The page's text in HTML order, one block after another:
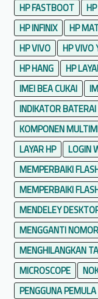
HP FASTBOOT
HP INFINIX
HP
HP VIVO
HP VIVO
HP HANG
HP
IMEI BEA CUKAI
INDIKATOR BATERAI
KOMPONEN
LAYAR HP
LOGIN
MEMPERBAIKI
MEMPERBAIKI
MENDELEY
MENGGANTI NOMOR
MENGHILANGKAN
MICROSCOPE
PENGGUNA PEMULA